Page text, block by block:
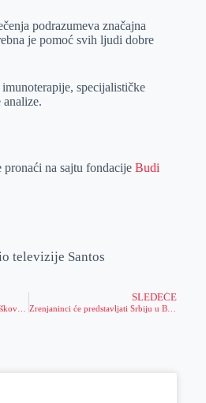
podrazumeva značajna
je pomoć svih ljudi dobre
imunoterapije, specijalističke
na sajtu fondacije Budi
televizije Santos
Javni konkurs za refundaciju troškova kotizacije za učešće na domaćim sajmovima/bazarima u 2025. godini
SLEDEĆE